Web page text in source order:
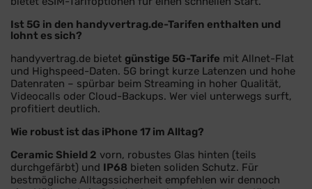
Ist 5G in den handyvertrag.de-Tarifen enthalten und
lohnt es sich?
handyvertrag.de bietet günstige 5G-Tarife mit Allnet-Flat
und Highspeed-Daten. 5G bringt kurze Latenzen und hohe
Datenraten – spürbar beim Streaming in hoher Qualität,
Videocalls oder Cloud-Backups. Wer viel unterwegs surft,
profitiert deutlich.
Wie robust ist das iPhone 17 im Alltag?
Ceramic Shield 2 vorn, robustes Glas hinten (teils
durchgefärbt) und IP68 bieten soliden Schutz. Für
bestmögliche Alltagssicherheit empfehlen wir dennoch